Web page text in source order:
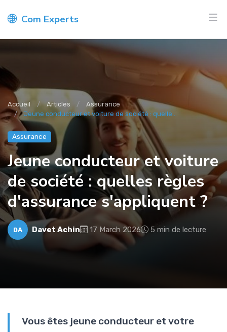
Com Experts
Accueil Articles
Assurance
Jeune conducteur et voiture de société : quelle...
Assurance
Jeune conducteur et voiture
de société : quelles règles
d'assurance s'appliquent ?
DA Davet Achin 17 March 2026 5 min de lecture
Vous êtes jeune conducteur et votre